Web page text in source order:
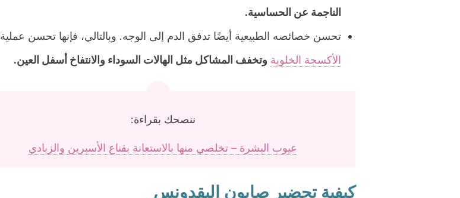
الناجمة عن الحساسية.
تحسن خصائصه الطبيعية أيضًا تدفق الدم إلى الوجه. وبالتالي، فإنها تحسن عملية
الأكسجة الخلوية وتخفف المشاكل مثل الهالات السوداء والانتفاخ أسفل العين.
ننصحك بقراءة:
عيوب البشرة – تخلصي منها بالاستعانة بقناع الأسبرين والزبادي
كيفية تحضير صابون البقدونس